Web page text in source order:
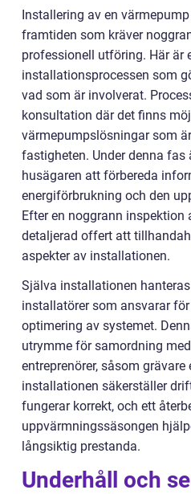
Installering av en
framtiden som kräver
professionell utföring. Här är
installationsprocessen som
vad som är involverat.
konsultation där det finns
värmepumpslösningar som
fastigheten. Under denna fas
husägaren att förbereda
energiförbrukning och den
Efter en noggrann inspektion
detaljerad offert att
aspekter av installationen.
Själva installationen
installatörer som ansvarar
optimering av systemet.
utrymme för samordning
entreprenörer, såsom
installationen säkerställer
fungerar korrekt, och ett
uppvärmningssäsongen
långsiktig prestanda.
Underhåll och